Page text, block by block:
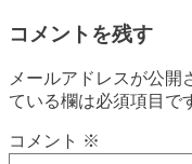
コメントを残す
メールアドレスが公開
ている欄は必須項目で
コメント ※